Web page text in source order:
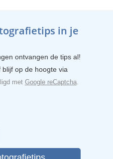
in je
ontvangen de tips al!
blijf op de hoogte via
met Google reCaptcha.